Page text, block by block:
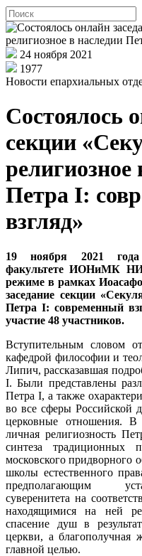
24 ноября 2021
1977
Новости епархиальных
Состоялось
секции
религиозное
Петра I:
взгляд»
19 ноября 2021 года
факультете ИОНиМК
режиме в рамках
заседание секции
Петра I: современный
участие 48 участников.
Вступительным словом
кафедрой философии и
Липич, рассказавшая
I. Были представлены
Петра I, а также
во все сферы Российской
церковные отношения. В
личная религиозность
синтеза традиционных
московского придворного
школы естественного
предполагающим
суверенитета на
находящимися на ней
спасение душ в
церкви, а благополучная
главной целью.